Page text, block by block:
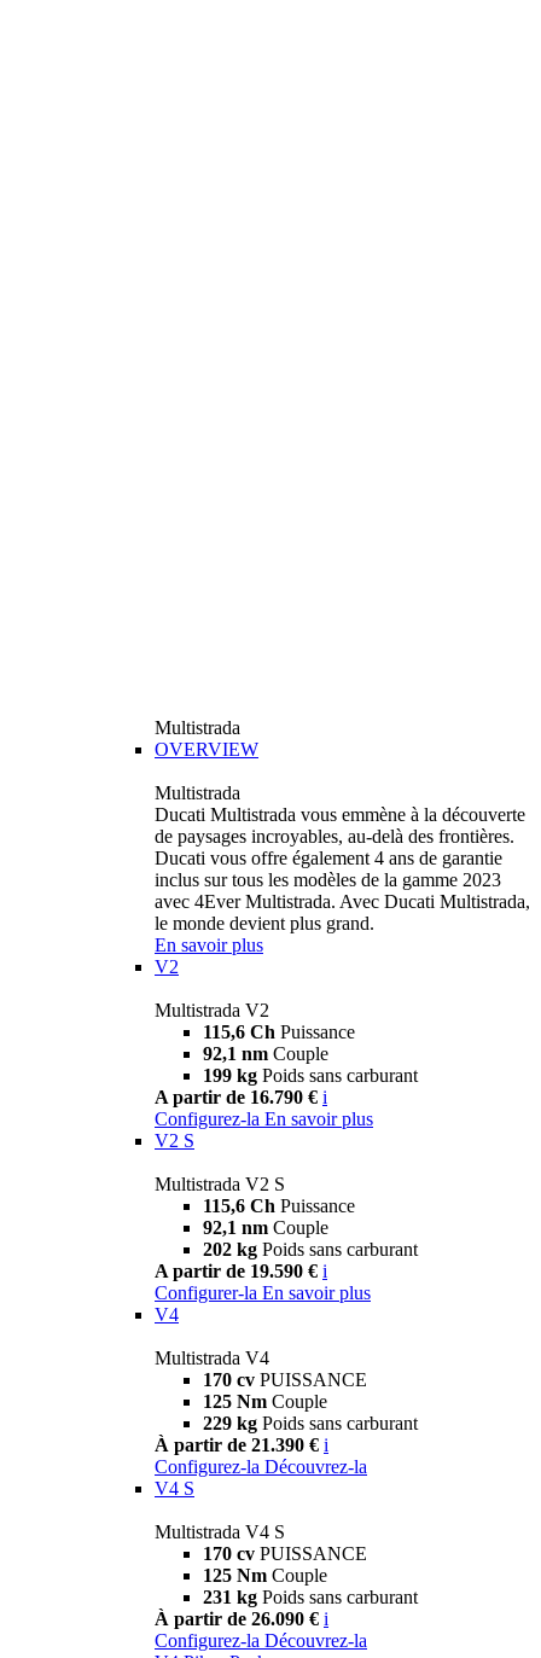
Multistrada
OVERVIEW
Multistrada
Ducati Multistrada vous emmène à la découverte
de paysages incroyables, au-delà des frontières.
Ducati vous offre également 4 ans de garantie
inclus sur tous les modèles de la gamme 2023
avec 4Ever Multistrada. Avec Ducati Multistrada,
le monde devient plus grand.
En savoir plus
V2
Multistrada V2
115,6 Ch Puissance
92,1 nm Couple
199 kg Poids sans carburant
A partir de 16.790 € i
Configurez-la En savoir plus
V2 S
Multistrada V2 S
115,6 Ch Puissance
92,1 nm Couple
202 kg Poids sans carburant
A partir de 19.590 € i
Configurer-la En savoir plus
V4
Multistrada V4
170 cv PUISSANCE
125 Nm Couple
229 kg Poids sans carburant
À partir de 21.390 € i
Configurez-la Découvrez-la
V4 S
Multistrada V4 S
170 cv PUISSANCE
125 Nm Couple
231 kg Poids sans carburant
À partir de 26.090 € i
Configurez-la Découvrez-la